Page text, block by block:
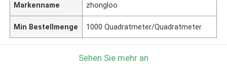
Markenname zhongloo
Min Bestellmenge 1000 Quadratmeter/Quadratmeter
Sehen Sie mehr an